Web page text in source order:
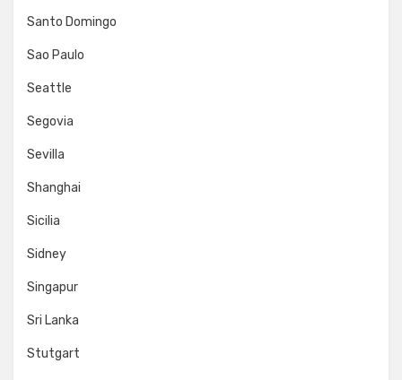
Santo Domingo
Sao Paulo
Seattle
Segovia
Sevilla
Shanghai
Sicilia
Sidney
Singapur
Sri Lanka
Stutgart